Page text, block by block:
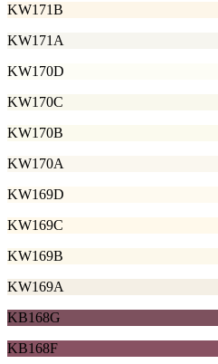
KW171B
KW171A
KW170D
KW170C
KW170B
KW170A
KW169D
KW169C
KW169B
KW169A
KB168G
KB168F